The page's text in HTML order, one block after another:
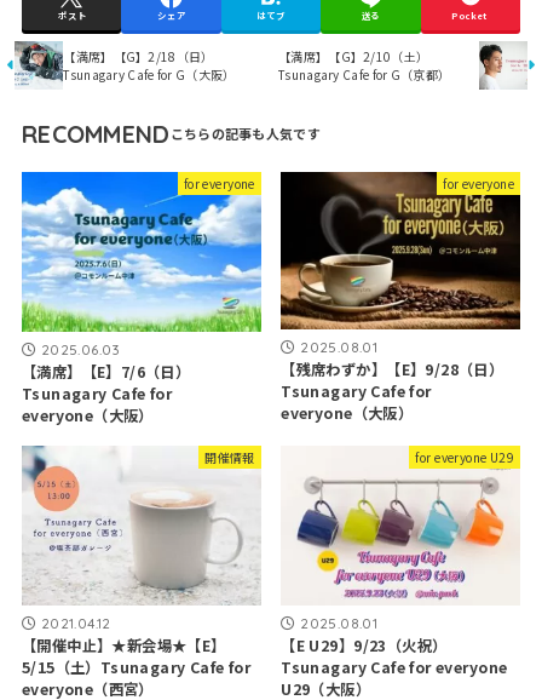
ポスト シェア はてブ 送る Pocket
【満席】【G】2/18（日）
Tsunagary Cafe for G（大阪）
【満席】【G】2/10（土）
Tsunagary Cafe for G（京都）
RECOMMEND
for everyone
2025.06.03
【満席】【E】7/6（日）
Tsunagary Cafe for
everyone（大阪）
for everyone
2025.08.01
【残席わずか】【E】9/28（日）
Tsunagary Cafe for
everyone（大阪）
開催情報
2021.04.12
【開催中止】★新会場★【E】
5/15（土）Tsunagary Cafe for
everyone（西宮）
for everyone U29
2025.08.01
【E U29】9/23（火祝）
Tsunagary Cafe for everyone
U29（大阪）